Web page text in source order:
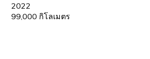
2022
99,000 กิโลเมตร